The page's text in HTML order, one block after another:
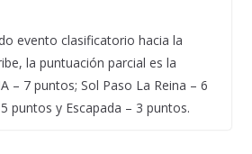
evento clasificatorio hacia la
la puntuación parcial es la
– 7 puntos; Sol Paso La Reina – 6
puntos y Escapada – 3 puntos.